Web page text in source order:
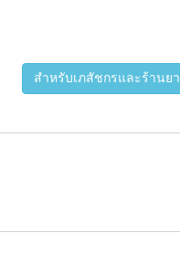
สำหรับเภสัชกรและร้านยา